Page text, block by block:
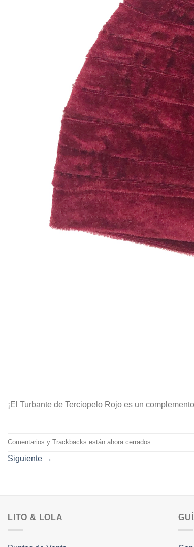
¡El Turbante de Terciopelo Rojo es un
Comentarios y Trackbacks están ahora cerrados.
Siguiente →
LITO & LOLA